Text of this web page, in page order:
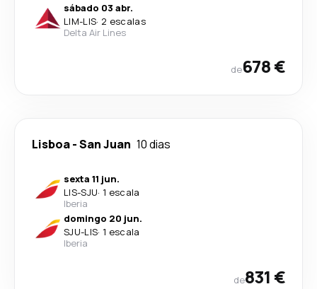
sábado 03 abr.
LIM-LIS· 2 escalas
Delta Air Lines
de678 €
Lisboa-San Juan 10 dias
sexta 11 jun.
LIS-SJU· 1 escala
Iberia
domingo 20 jun.
SJU-LIS· 1 escala
Iberia
de831 €